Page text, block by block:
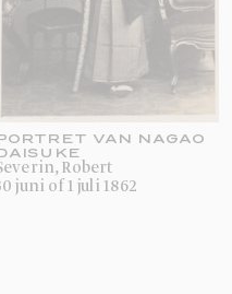
PORTRET VAN NAGAO
DAISUKE
Severin, Robert
30 juni of 1 juli 1862